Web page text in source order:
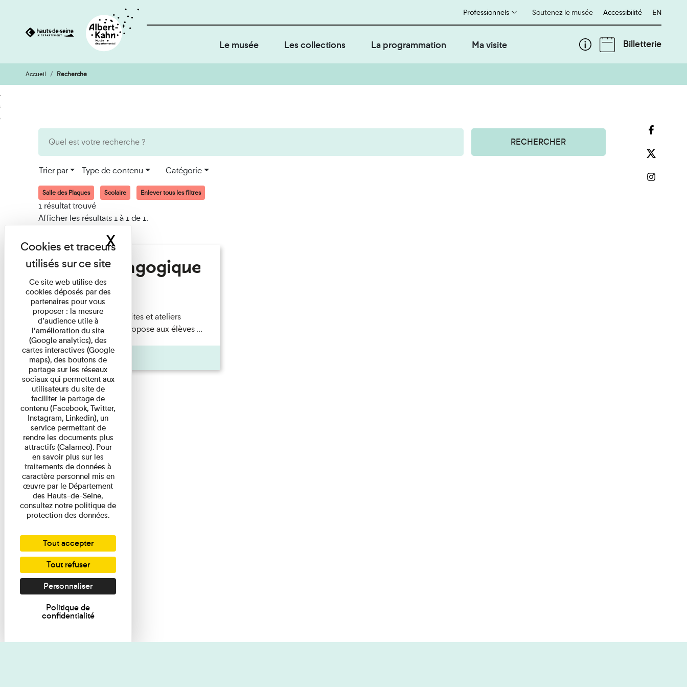
Aller
au
contenu
Aller
à
la
Soutenez le musée
Professionnels Accessibilité English
EN
Le musée Les collections La programmation Ma visite Billetterie
Accueil Recherche
RECHERCHER
Trier par Type de contenu Catégorie
Salle des Plaques Scolaire Enlever tous les filtres
1 résultat trouvé
Afficher les résultats 1 à 1 de 1.
Offre pédagogique
Salle des Plaques
Offre pédagogique Visites et ateliers
Découvrir Le musée propose aux élèves ...
Pages
Ce site web utilise des
cookies déposés par des
partenaires pour vous
proposer : la mesure
d’audience utile à
l’amélioration du site
(Google analytics), des
cartes interactives (Google
maps), des boutons de
partage sur les réseaux
sociaux qui permettent aux
utilisateurs du site de
faciliter le partage de
contenu (Facebook, Twitter,
Instagram, Linkedin), un
service permettant de
rendre les documents plus
attractifs (Calameo). Pour
en savoir plus sur les
traitements de données à
caractère personnel mis en
œuvre par le Département
des Hauts-de-Seine,
consultez notre politique de
protection des données.
Tout accepter
Tout refuser
Personnaliser
Politique de
confidentialité
XMasquer le bandeau des cookies